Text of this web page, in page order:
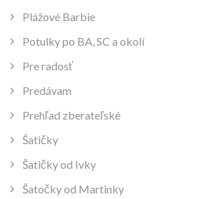
Plážové Barbie
Potulky po BA, SC a okolí
Pre radosť
Predávam
Prehľad zberateľské
Šatičky
Šatičky od Ivky
Šatočky od Martinky